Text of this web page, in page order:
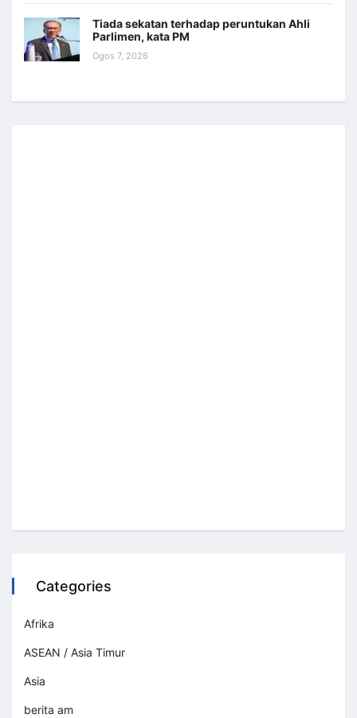
Tiada sekatan terhadap peruntukan Ahli
Parlimen, kata PM
Ogos 7, 2026
Categories
Afrika
ASEAN / Asia Timur
Asia
berita am